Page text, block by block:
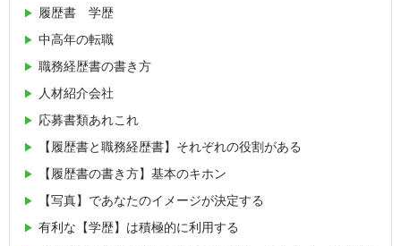
履歴書 学歴
中高年の転職
職務経歴書の書き方
人材紹介会社
応募書類あれこれ
【履歴書と職務経歴書】それぞれの役割がある
【履歴書の書き方】基本のキホン
【写真】であなたのイメージが決定する
有利な【学歴】は積極的に利用する